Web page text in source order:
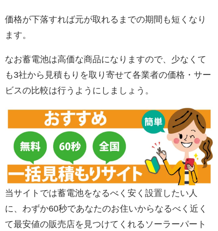
価格が下落すれば元が取れるまでの期間も短くなり
ます。
なお蓄電池は高価な商品になりますので、少なくて
も3社から見積もりを取り寄せて各業者の価格・サー
ビスの比較は行うようにしましょう。
当サイトでは蓄電池をなるべく安く設置したい人
に、わずか60秒であなたのお住いからなるべく近く
て最安値の販売店を見つけてくれるソーラーパート